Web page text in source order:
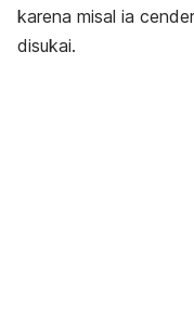
karena misal ia
disukai.